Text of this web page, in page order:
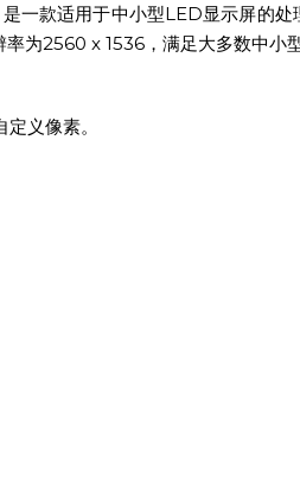
是一款适用于中小型LED显示屏的
为2560 x 1536，满足大多数中小
义像素。